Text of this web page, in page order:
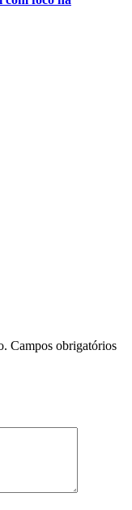
Campos obrigatórios